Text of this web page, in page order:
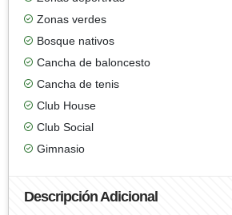
Zonas verdes
Bosque nativos
Cancha de baloncesto
Cancha de tenis
Club House
Club Social
Gimnasio
Descripción Adicional